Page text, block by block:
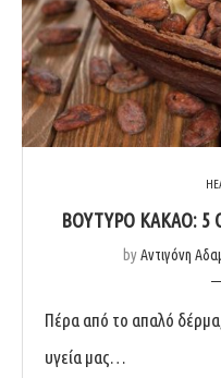
ΒΟΎΤΥΡΟ ΚΑΚΆΟ: 5
byΑντιγόνη
Πέρα από το απαλό δέρμα,
υγεία μας…